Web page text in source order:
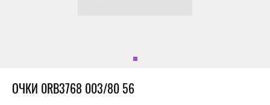
ОЧКИ 0RB3768 003/80 56